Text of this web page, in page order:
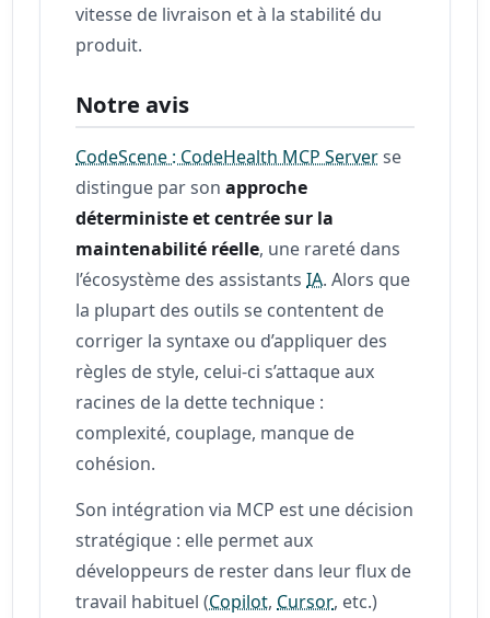
vitesse de livraison et à la stabilité du
produit.
Notre avis
CodeScene : CodeHealth MCP Serverse
distingue par sonapproche
déterministe et centrée sur la
maintenabilité réelle, une rareté dans
l’écosystème des assistantsIA. Alors que
la plupart des outils se contentent de
corriger la syntaxe ou d’appliquer des
règles de style, celui-ci s’attaque aux
racines de la dette technique :
complexité, couplage, manque de
cohésion.
Son intégration via MCP est une décision
stratégique : elle permet aux
développeurs de rester dans leur flux de
travail habituel (Copilot, Cursor, etc.)